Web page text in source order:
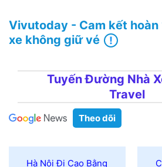
Vivutoday - Cam kết hoàn
xe không giữ vé
Tuyến Đường Nhà
Travel
Theo dõi
Hà Nội Đi Cao Bằng